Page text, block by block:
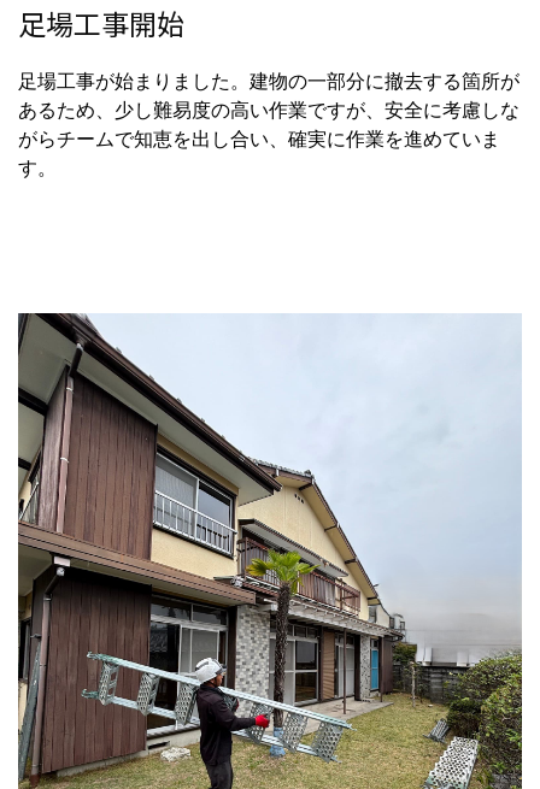
足場工事開始
足場工事が始まりました。建物の一部分に撤去する箇所が
あるため、少し難易度の高い作業ですが、安全に考慮しな
がらチームで知恵を出し合い、確実に作業を進めていま
す。